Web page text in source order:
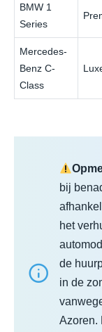
BMW 1
Series
Mercedes-
Benz C-
Class
bij
het
de
in de
Azoren.